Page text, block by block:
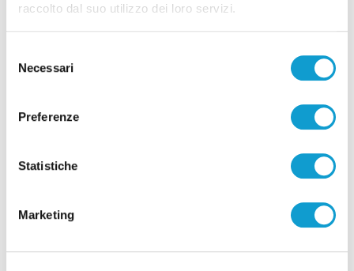
raccolto dal suo utilizzo dei loro servizi.
delNecessari
Preferenze
Statistiche
Marketing